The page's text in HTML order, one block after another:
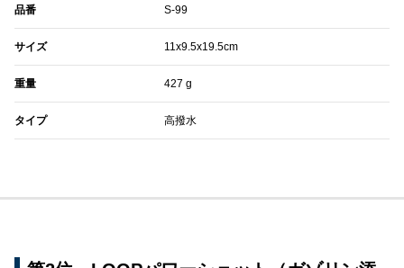
品番 S-99
サイズ 11x9.5x19.5cm
重量 427 g
タイプ 高撥水